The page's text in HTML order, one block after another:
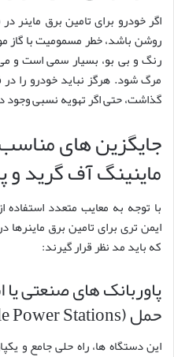
اگر خودرو برای تامین برق ماینر
روشن باشد، خطر مسمومیت با گاز
رنگ و بی بو، بسیار سمی است و
مرگ شود. هرگز نباید خودرو را
گذاشت، حتی اگر تهویه نسبی وجود
جایگزین های
ماینینگ آف گرید و
با توجه به معایب متعدد استفاده
ایمن تری برای تامین برق ماینرها
که باید مد نظر قرار گیرند:
پاوربانک های صنعتی
حمل (Portable Power Stations)
این دستگاه ها، راه حلی جامع و